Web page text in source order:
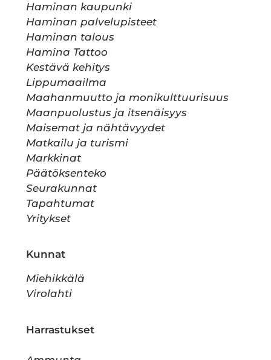
Haminan kaupunki
Haminan palvelupisteet
Haminan talous
Hamina Tattoo
Kestävä kehitys
Lippumaailma
Maahanmuutto ja monikulttuurisuus
Maanpuolustus ja itsenäisyys
Maisemat ja nähtävyydet
Matkailu ja turismi
Markkinat
Päätöksenteko
Seurakunnat
Tapahtumat
Yritykset
Kunnat
Miehikkälä
Virolahti
Harrastukset